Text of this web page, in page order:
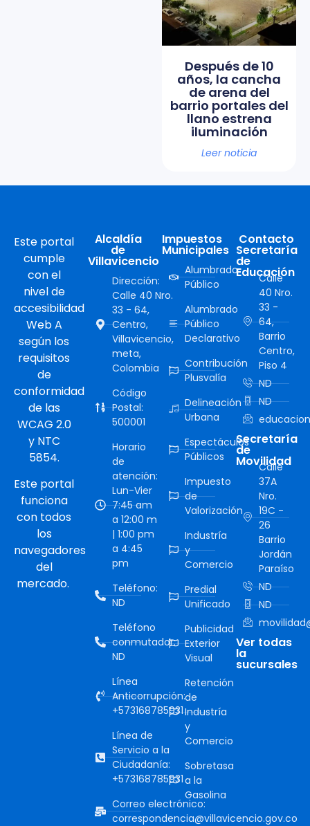
Después de 10
años, la cancha
de arena del
barrio portales del
llano estrena
iluminación
Leer noticia
Este portal
cumple
con el
nivel de
accesibilidad
Web A
según los
requisitos
de
conformidad
de las
WCAG 2.0
y NTC
5854.
Este portal
funciona
con todos
los
navegadores
del
mercado.
Alcaldía
de
Villavicencio
Dirección:
Calle 40 Nro.
33 - 64,
Centro,
Villavicencio,
meta,
Colombia
Código
Postal:
500001
Horario
de
atención:
Lun-Vier
7:45 am
a 12:00 m
| 1:00 pm
a 4:45
pm
Teléfono:
ND
Teléfono
conmutador:
ND
Línea
Anticorrupción:
+573168785931
Línea de
Servicio a la
Ciudadanía:
+573168785931
Correo electrónico:
correspondencia@villavicencio.gov.co
Impuestos
Municipales
Alumbrado
Público
Alumbrado
Público
Declarativo
Contribución
Plusvalía
Delineación
Urbana
Espectáculos
Públicos
Impuesto
de
Valorización
Industría
y
Comercio
Predial
Unificado
Publicidad
Exterior
Visual
Retención
de
Industría
y
Comercio
Sobretasa
a la
Gasolina
Contacto
Secretaría
de
Educación
Calle
40 Nro.
33 -
64,
Barrio
Centro,
Piso 4
ND
ND
Secretaría
de
Movilidad
Calle
37A
Nro.
19C -
26
Barrio
Jordán
Paraíso
ND
ND
Ver todas
la
sucursales